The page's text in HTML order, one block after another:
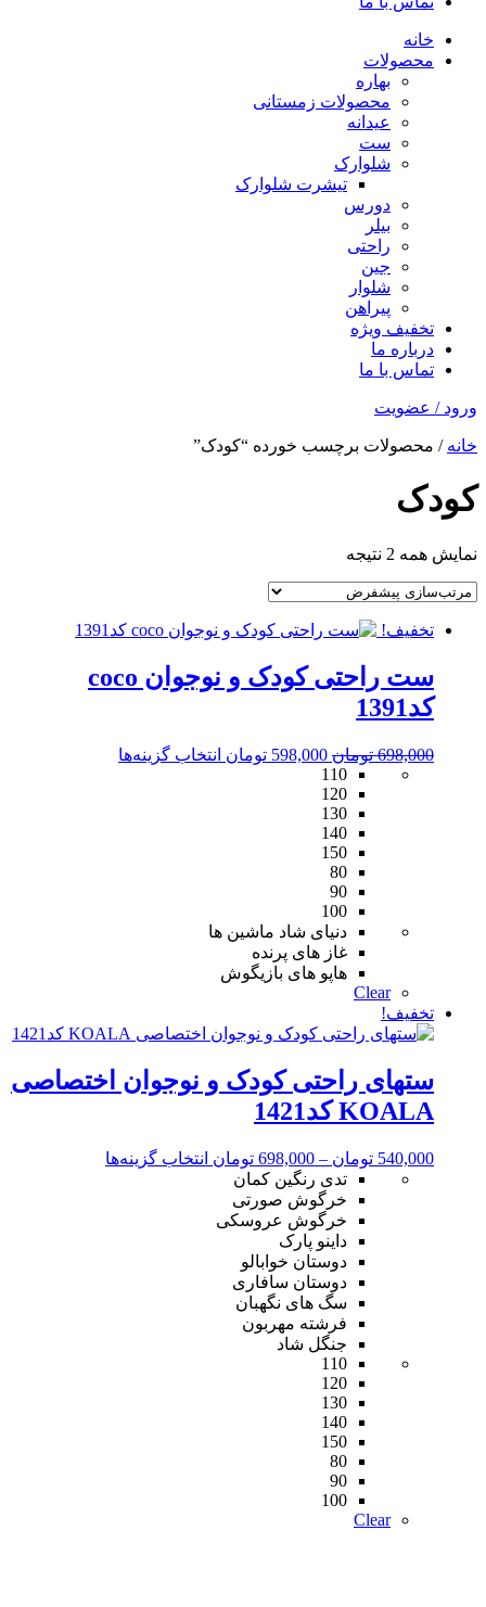
خانه
محصولات
بهاره
محصولات زمستانی
عیدانه
ست
شلوارک
تیشرت شلوارک
دورس
بیلر
راحتی
جین
شلوار
پیراهن
تخفیف ویژه
درباره ما
تماس با ما
ورود / عضویت
خانه / محصولات برچسب خورده “کودک”
کودک
نمایش همه 2 نتیجه
تخفیف!
ست راحتی کودک و نوجوان coco
کد1391
698,000 تومان قیمت
اصلی
بود.
598,000 تومان قیمت
انتخاب گزینه‌ها
انتخاب
110
120
130
140
150
80
90
100
دنیای شاد ماشین ها
غاز های پرنده
هاپو های بازیگوش
Clear
تخفیف!
ستهای راحتی کودک و نوجوان اختصاصی
KOALA کد1421
540,000 تومان –
698,000 تومان محدوده
انتخاب گزینه‌ها
تدی رنگین کمان
خرگوش صورتی
خرگوش عروسکی
داینو پارک
دوستان خوابالو
دوستان سافاری
سگ های نگهبان
فرشته مهربون
جنگل شاد
110
120
130
140
150
80
90
100
Clear